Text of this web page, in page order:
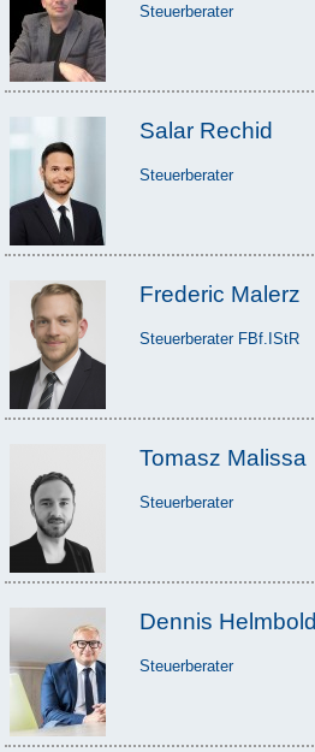
Steuerberater
Salar Rechid
Steuerberater
Frederic Malerz
Steuerberater FBf.IStR
Tomasz Malissa
Steuerberater
Dennis Helmbold
Steuerberater